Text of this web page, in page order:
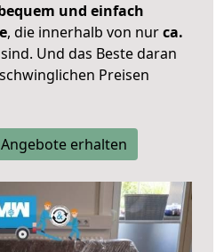
und einfach
, die innerhalb von nurca.
Und das Beste daran
Preisen
erhalten